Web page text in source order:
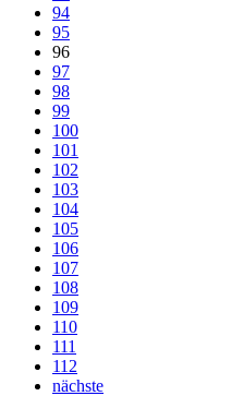
94
95
96
97
98
99
100
101
102
103
104
105
106
107
108
109
110
111
112
nächste